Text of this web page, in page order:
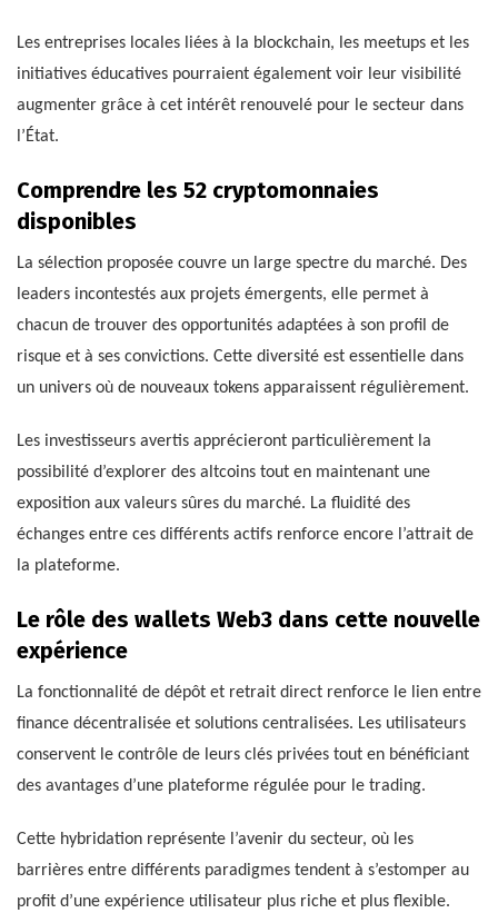
Les entreprises locales liées à la blockchain, les meetups et les
initiatives éducatives pourraient également voir leur visibilité
augmenter grâce à cet intérêt renouvelé pour le secteur dans
l’État.
Comprendre les 52 cryptomonnaies
disponibles
La sélection proposée couvre un large spectre du marché. Des
leaders incontestés aux projets émergents, elle permet à
chacun de trouver des opportunités adaptées à son profil de
risque et à ses convictions. Cette diversité est essentielle dans
un univers où de nouveaux tokens apparaissent régulièrement.
Les investisseurs avertis apprécieront particulièrement la
possibilité d’explorer des altcoins tout en maintenant une
exposition aux valeurs sûres du marché. La fluidité des
échanges entre ces différents actifs renforce encore l’attrait de
la plateforme.
Le rôle des wallets Web3 dans cette nouvelle
expérience
La fonctionnalité de dépôt et retrait direct renforce le lien entre
finance décentralisée et solutions centralisées. Les utilisateurs
conservent le contrôle de leurs clés privées tout en bénéficiant
des avantages d’une plateforme régulée pour le trading.
Cette hybridation représente l’avenir du secteur, où les
barrières entre différents paradigmes tendent à s’estomper au
profit d’une expérience utilisateur plus riche et plus flexible.